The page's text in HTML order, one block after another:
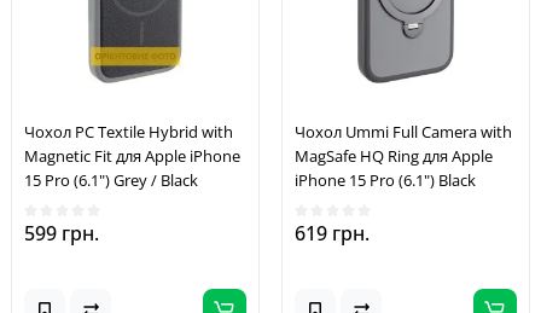
Чохол PC Textile Hybrid with
Magnetic Fit для Apple iPhone
15 Pro (6.1") Grey / Black
599 грн.
Чохол Ummi Full Camera with
MagSafe HQ Ring для Apple
iPhone 15 Pro (6.1") Black
619 грн.